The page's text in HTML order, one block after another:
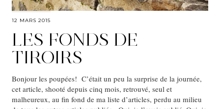
12 MARS 2015
LES FONDS DE
TIROIRS
Bonjour les poupées! C’était un peu la surprise de la journée,
cet article, shooté depuis cinq mois, retrouvé, seul et
malheureux, au fin fond de ma liste d’articles, perdu au milieu